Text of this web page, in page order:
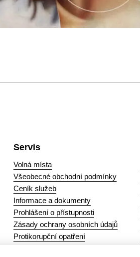
Servis
Volná místa
Všeobecné obchodní podmínky
Ceník služeb
Informace a dokumenty
Prohlášení o přístupnosti
Zásady ochrany osobních údajů
Protikorupční opatření